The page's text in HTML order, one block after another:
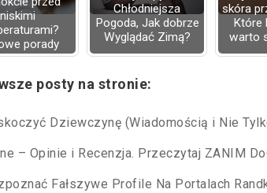
niskimi
porady
Chłodniejsza
Pogoda, Jak dobrze
Wyglądać Zimą?
skóra
Które
warto
posty na stronie:
Dziewczynę (Wiadomością i Nie
– Opinie i Recenzja. Przeczytaj ZANIM
Fałszywe Profile Na Portalach